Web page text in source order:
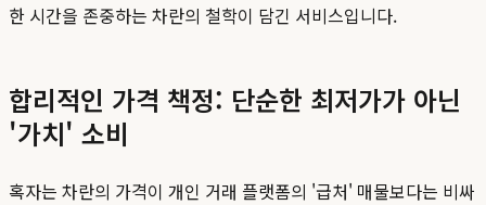
한 시간을 존중하는 차란의 철학이 담긴 서비스입니다.
합리적인 가격 책정: 단순한 최저가가 아닌
'가치' 소비
혹자는 차란의 가격이 개인 거래 플랫폼의 '급처' 매물보다는 비싸